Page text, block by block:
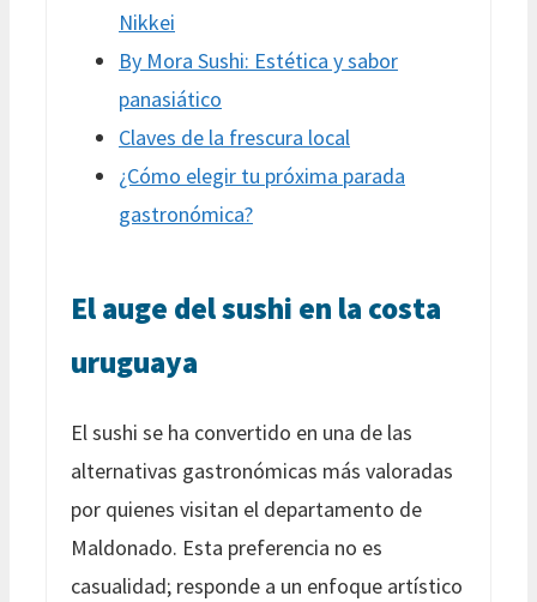
Nikkei
By Mora Sushi: Estética y sabor
panasiático
Claves de la frescura local
¿Cómo elegir tu próxima parada
gastronómica?
El auge del sushi en la costa
uruguaya
El sushi se ha convertido en una de las
alternativas gastronómicas más valoradas
por quienes visitan el departamento de
Maldonado. Esta preferencia no es
casualidad; responde a un enfoque artístico